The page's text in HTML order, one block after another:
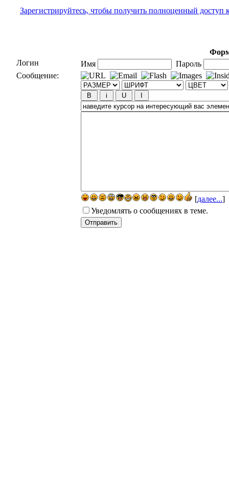
Зарегистрируйтесь, чтобы получить полноценный доступ
Логин
Имя
Пароль
Сообщение:
[далее...]
Уведомлять о сообщениях в теме.